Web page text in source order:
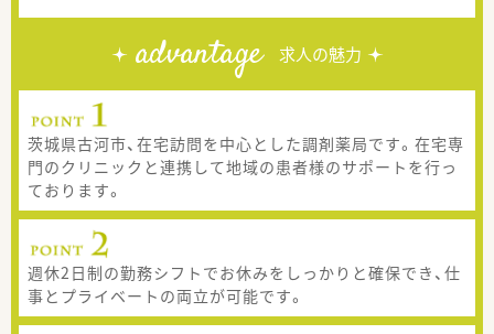
advantage 求人の魅力
茨城県古河市、在宅訪問を中心とした調剤薬局です。在宅専
門のクリニックと連携して地域の患者様のサポートを行っ
ております。
週休2日制の勤務シフトでお休みをしっかりと確保でき、仕
事とプライベートの両立が可能です。